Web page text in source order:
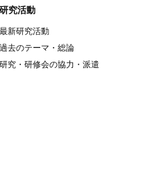
研究活動
最新研究活動
過去のテーマ・総論
研究・研修会の協力・派遣